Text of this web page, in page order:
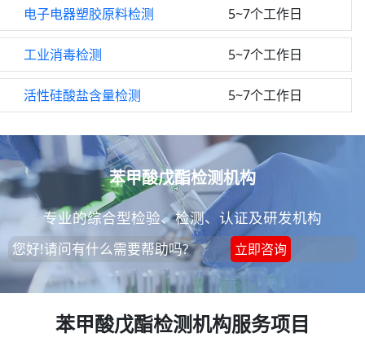
电子电器塑胶原料检测 5~7个工作日
工业消毒检测 5~7个工作日
活性硅酸盐含量检测 5~7个工作日
苯甲酸戊酯检测机构
专业的综合型检验、检测、认证及研发机构
您好!请问有什么需要帮助吗? 立即咨询
苯甲酸戊酯检测机构服务项目